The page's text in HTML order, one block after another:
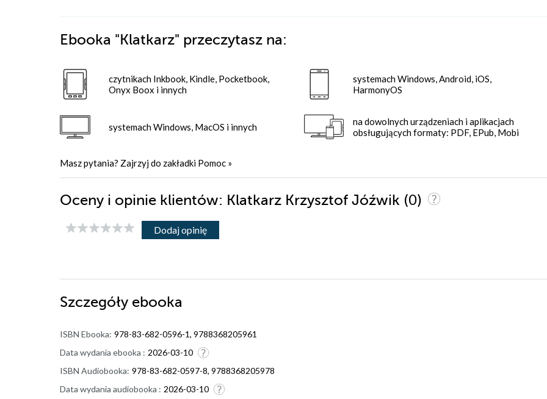
Ebooka "Klatkarz" przeczytasz na:
czytnikach Inkbook, Kindle, Pocketbook,
Onyx Boox i innych
systemach Windows, MacOS i innych
systemach Windows, Android, iOS,
HarmonyOS
na dowolnych urządzeniach i aplikacjach
obsługujących formaty: PDF, EPub, Mobi
Masz pytania? Zajrzyj do zakładki Pomoc »
Oceny i opinie klientów: Klatkarz Krzysztof Jóźwik (0)
Dodaj opinię
Szczegóły ebooka
ISBN Ebooka: 978-83-682-0596-1, 9788368205961
Data wydania ebooka : 2026-03-10
ISBN Audiobooka: 978-83-682-0597-8, 9788368205978
Data wydania audiobooka : 2026-03-10